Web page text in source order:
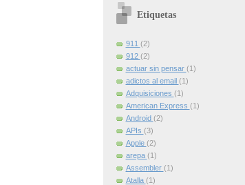
Etiquetas
911 (2)
912 (2)
actuar sin pensar (1)
adictos al email (1)
Adquisiciones (1)
American Express (1)
Android (2)
APIs (3)
Apple (2)
arepa (1)
Assembler (1)
Atalla (1)